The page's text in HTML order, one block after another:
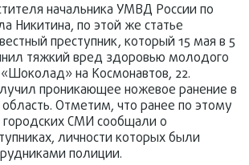
начальника УМВД России по
Никитина, по этой же статье
преступник, который 15 мая в 5
тяжкий вред здоровью молодого
на Космонавтов, 22.
проникающее ножевое ранение в
Отметим, что ранее по этому
городских СМИ сообщали о
личности которых были
полиции.